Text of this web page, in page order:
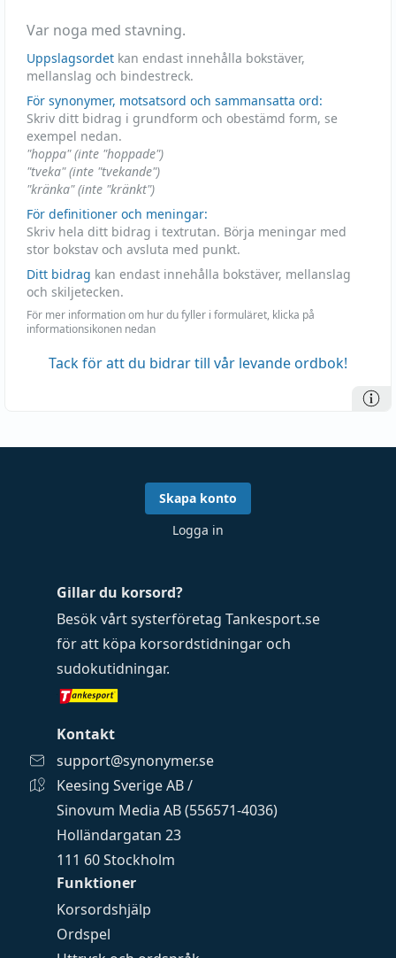
Var noga med stavning.
Uppslagsordet kan endast innehålla bokstäver,
mellanslag och bindestreck.
För synonymer, motsatsord och sammansatta ord:
Skriv ditt bidrag i grundform och obestämd form, se
exempel nedan.
"hoppa" (inte "hoppade")
"tveka" (inte "tvekande")
"kränka" (inte "kränkt")
För definitioner och meningar:
Skriv hela ditt bidrag i textrutan. Börja meningar med
stor bokstav och avsluta med punkt.
Ditt bidrag kan endast innehålla bokstäver, mellanslag
och skiljetecken.
För mer information om hur du fyller i formuläret, klicka på
informationsikonen nedan
Tack för att du bidrar till vår levande ordbok!
Funktioner
Korsordshjälp
Ordspel
Gillar du korsord?
Besök vårt systerföretag Tankesport.se
för att köpa korsordstidningar och
sudokutidningar.
Kontakt
support@synonymer.se
Keesing Sverige AB /
Sinovum Media AB (556571-4036)
Holländargatan 23
111 60 Stockholm
Skapa konto
Logga in